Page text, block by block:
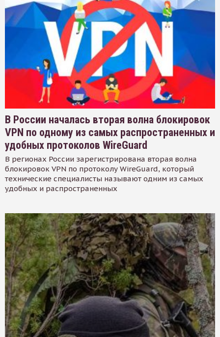
В России началась вторая волна блокировок
VPN по одному из самых распространенных и
удобных протоколов WireGuard
В регионах России зарегистрирована вторая волна
блокировок VPN по протоколу WireGuard, который
технические специалисты называют одним из самых
удобных и распространенных